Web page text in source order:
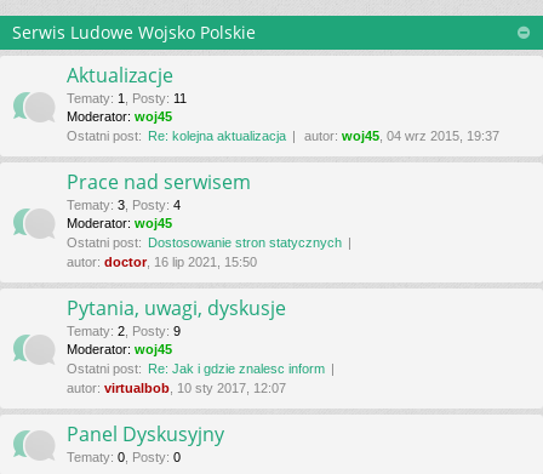
Serwis Ludowe Wojsko Polskie
Aktualizacje
Tematy: 1 Posty: 11
Moderator: woj45
Ostatni post: Re: kolejna aktualizacja autor: woj45 , 04 wrz 2015, 19:37
Prace nad serwisem
Tematy: 3 Posty: 4
Moderator: woj45
Ostatni post: Dostosowanie stron statycznych
autor: doctor, 16 lip 2021, 15:50
Pytania, uwagi, dyskusje
Tematy: 2 Posty: 9
Moderator: woj45
Ostatni post: Re: Jak i gdzie znalesc inform
autor: virtualbob , 10 sty 2017, 12:07
Panel Dyskusyjny
Tematy: 0 Posty: 0